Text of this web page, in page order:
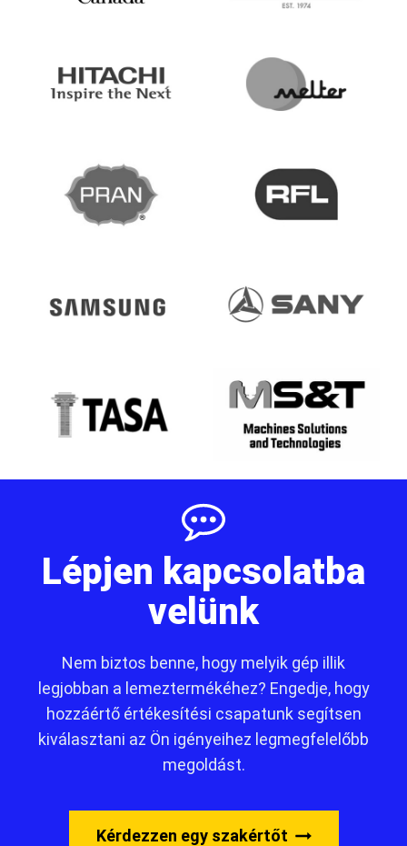
Lépjen kapcsolatba
velünk
Nem biztos benne, hogy melyik gép illik
legjobban a lemeztermékéhez? Engedje, hogy
hozzáértő értékesítési csapatunk segítsen
kiválasztani az Ön igényeihez legmegfelelőbb
megoldást.
Kérdezzen egy szakértőt